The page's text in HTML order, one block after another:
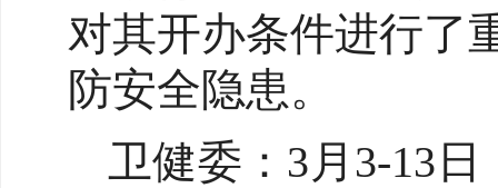
对其开办条件进行了
防安全隐患。
卫健委：3月3-13